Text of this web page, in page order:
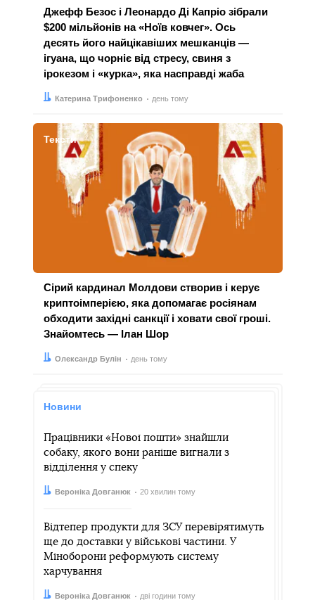
Джефф Безос і Леонардо Ді Капріо зібрали
$200 мільйонів на «Ноїв ковчег». Ось
десять його найцікавіших мешканців —
ігуана, що чорніє від стресу, свиня з
ірокезом і «курка», яка насправді жаба
Автор:
Катерина Трифоненко
Дата: день тому
Тексти
Сірий кардинал Молдови створив і керує
криптоімперією, яка допомагає росіянам
обходити західні санкції і ховати свої гроші.
Знайомтесь — Ілан Шор
Автор:
Олександр Булін
Дата: день тому
Новини
Працівники «Нової пошти» знайшли
собаку, якого вони раніше вигнали з
відділення у спеку
Автор:
Вероніка Довганюк
Дата: 20 хвилин тому
Відтепер продукти для ЗСУ перевірятимуть
ще до доставки у військові частини. У
Міноборони реформують систему
харчування
Автор:
Вероніка Довганюк
Дата: дві години тому